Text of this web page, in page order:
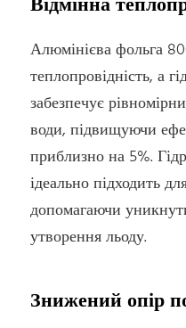
Алюмінієва фольга
теплопровідність, а
забезпечує
води, підвищуючи
приблизно на 5%.
ідеально підходить
допомагаючи
утворення льоду.
Знижений опір